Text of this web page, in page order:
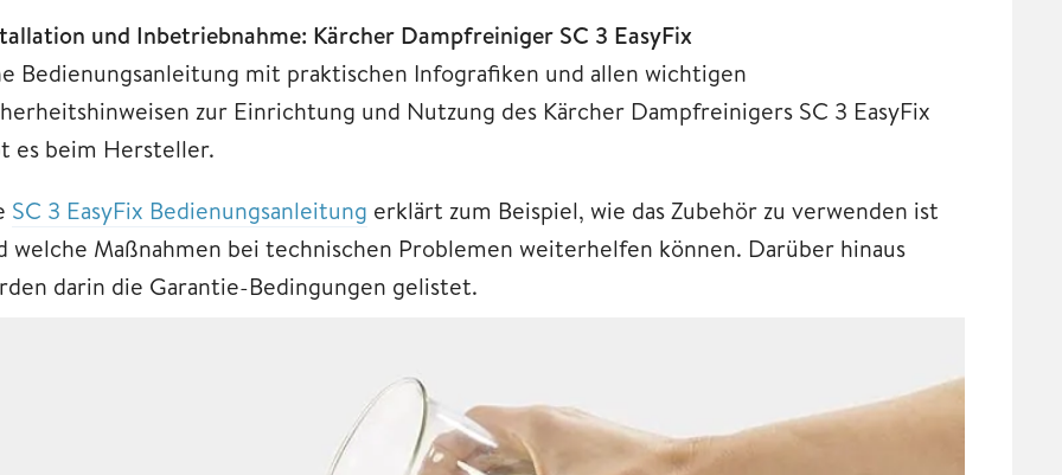
und Inbetriebnahme: Kärcher Dampfreiniger SC 3 EasyFix
Bedienungsanleitung mit praktischen Infografiken und allen wichtigen
zur Einrichtung und Nutzung des Kärcher Dampfreinigers SC 3 EasyFix
es beim Hersteller.
SC 3 EasyFix Bedienungsanleitung erklärt zum Beispiel, wie das Zubehör zu verwenden ist
welche Maßnahmen bei technischen Problemen weiterhelfen können. Darüber hinaus
darin die Garantie-Bedingungen gelistet.